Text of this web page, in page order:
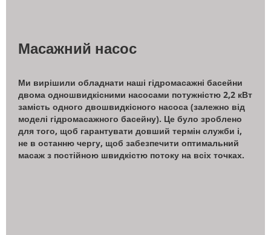
Масажний насос
Ми вирішили обладнати наші гідромасажні басейни
двома одношвидкісними насосами потужністю 2,2 кВт
замість одного двошвидкісного насоса (залежно від
моделі гідромасажного басейну). Це було зроблено
для того, щоб гарантувати довший термін служби і,
не в останню чергу, щоб забезпечити оптимальний
масаж з постійною швидкістю потоку на всіх точках.